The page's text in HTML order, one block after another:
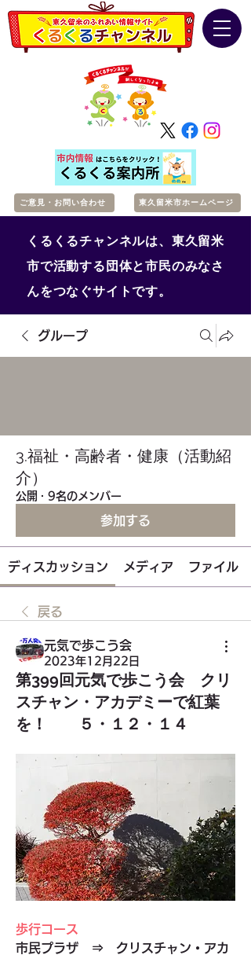
ご意見・お問い合わせ 東久留米市ホームページ
くるくるチャンネルは、東久留米
市で活動する団体と市民のみなさ
んをつなぐサイトです。
グループ
3.福祉・高齢者・健康（活動紹
介）
公開 · 9名のメンバー
参加する
ディスカッション メディア ファイル
戻る
元気で歩こう会
2023年12月22日
第399回元気で歩こう会 クリ
スチャン・アカデミーで紅葉
を！ ５・１２・１４
歩行コース
市民プラザ　⇒　クリスチャン・アカ